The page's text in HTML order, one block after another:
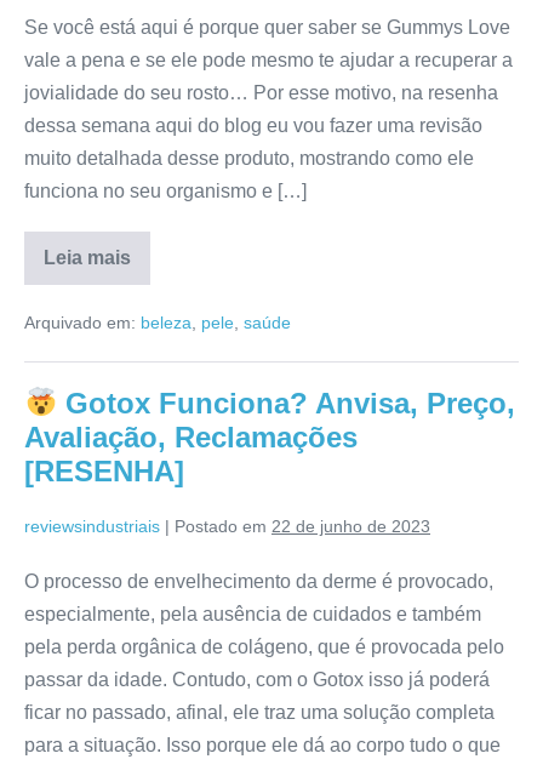
Se você está aqui é porque quer saber se Gummys Love
vale a pena e se ele pode mesmo te ajudar a recuperar a
jovialidade do seu rosto… Por esse motivo, na resenha
dessa semana aqui do blog eu vou fazer uma revisão
muito detalhada desse produto, mostrando como ele
funciona no seu organismo e […]
Leia mais
Gummys
É
Avaliação,
Livre,
Valor,
Depoimentos
[RESENHA]
Arquivado em: beleza pele saúde
Gotox Funciona? Anvisa, Preço,
Avaliação, Reclamações
[RESENHA]
reviewsindustriais | Postado em 22 de junho de 2023
O processo de envelhecimento da derme é provocado,
especialmente, pela ausência de cuidados e também
pela perda orgânica de colágeno, que é provocada pelo
passar da idade. Contudo, com o Gotox isso já poderá
ficar no passado, afinal, ele traz uma solução completa
para a situação. Isso porque ele dá ao corpo tudo o que